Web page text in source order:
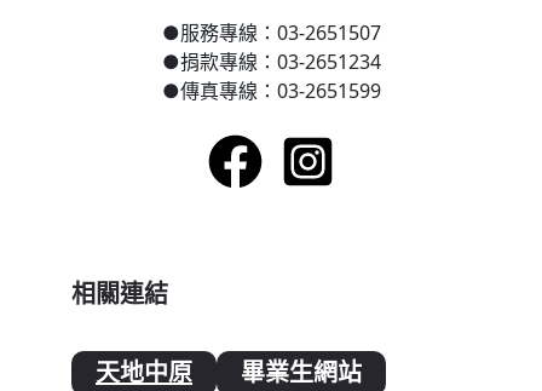
●服務專線：03-2651507
●捐款專線：03-2651234
●傳真專線：03-2651599
相關連結
天地中原 畢業生網站